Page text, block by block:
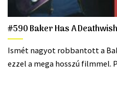
#590 Baker Has A
Ismét nagyot robbantott a
ezzel a mega hosszú filmmel.